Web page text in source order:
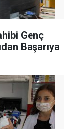
Genç
Başarıya